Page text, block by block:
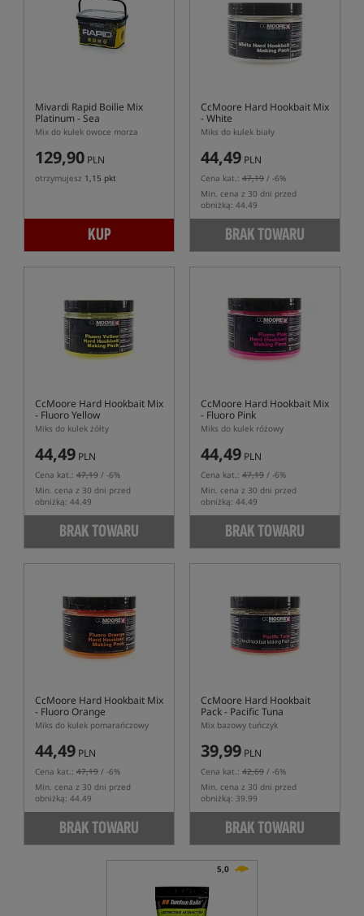
Mivardi Rapid Boilie Mix
Platinum - Sea
Mix do kulek owoce morza
129,90 PLN
otrzymujesz 1,15 pkt
KUP
CcMoore Hard Hookbait Mix
- White
Miks do kulek biały
44,49 PLN
Cena kat.: 47,19 / -6%
Min. cena z 30 dni przed
obniżką: 44.49
BRAK TOWARU
CcMoore Hard Hookbait Mix
- Fluoro Yellow
Miks do kulek żółty
44,49 PLN
Cena kat.: 47,19 / -6%
Min. cena z 30 dni przed
obniżką: 44.49
BRAK TOWARU
CcMoore Hard Hookbait Mix
- Fluoro Pink
Miks do kulek różowy
44,49 PLN
Cena kat.: 47,19 / -6%
Min. cena z 30 dni przed
obniżką: 44.49
BRAK TOWARU
CcMoore Hard Hookbait Mix
- Fluoro Orange
Miks do kulek pomarańczowy
44,49 PLN
Cena kat.: 47,19 / -6%
Min. cena z 30 dni przed
obniżką: 44.49
BRAK TOWARU
CcMoore Hard Hookbait
Pack - Pacific Tuna
Mix bazowy tuńczyk
39,99 PLN
Cena kat.: 42,69 / -6%
Min. cena z 30 dni przed
obniżką: 39.99
BRAK TOWARU
5,0